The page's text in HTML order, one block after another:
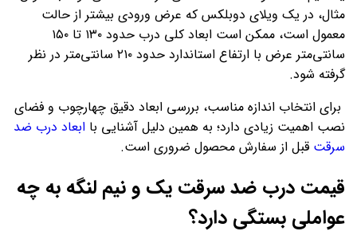
مثال، در یک ویلای دوبلکس که عرض ورودی بیشتر از حالت
معمول است، ممکن است ابعاد کلی درب حدود ۱۳۰ تا ۱۵۰
سانتی‌متر عرض با ارتفاع استاندارد حدود ۲۱۰ سانتی‌متر در نظر
گرفته شود.
برای انتخاب اندازه مناسب، بررسی ابعاد دقیق چهارچوب و فضای
نصب اهمیت زیادی دارد؛ به همین دلیل آشنایی با ابعاد درب ضد
سرقت قبل از سفارش محصول ضروری است.
قیمت درب ضد سرقت یک و نیم لنگه به چه
عواملی بستگی دارد؟